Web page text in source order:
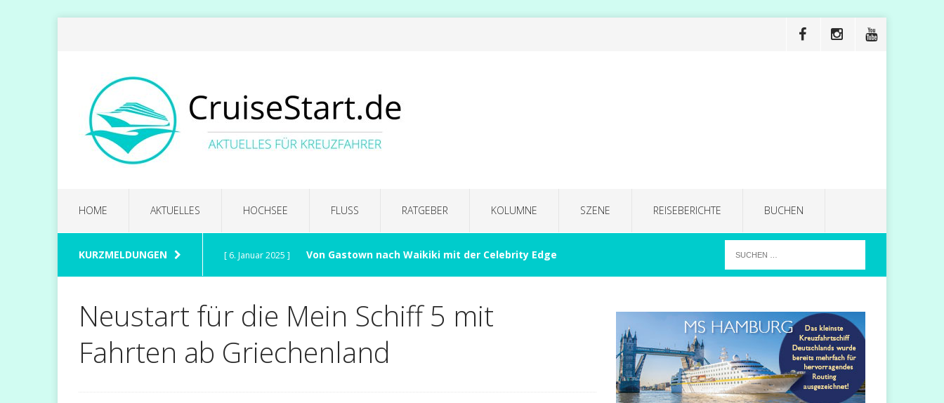
HOME AKTUELLES HOCHSEE FLUSS RATGEBER KOLUMNE SZENE REISEBERICHTE BUCHEN
KURZMELDUNGEN [ 6. Januar 2025 ] Von Gastown nach Waikiki mit der Celebrity Edge
[ 9. November 2023 ] WELCOME ABOARD 2024
Neustart für die Mein Schiff 5 mit
Fahrten ab Griechenland